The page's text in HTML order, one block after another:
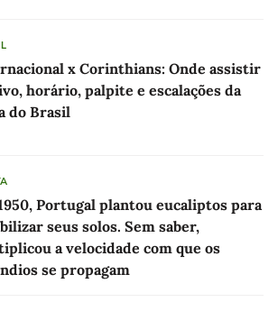
x Corinthians: Onde assistir
horário, palpite e escalações da
do Brasil
Portugal plantou eucaliptos para
seus solos. Sem saber,
a velocidade com que os
se propagam